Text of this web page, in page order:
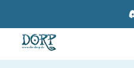
springen